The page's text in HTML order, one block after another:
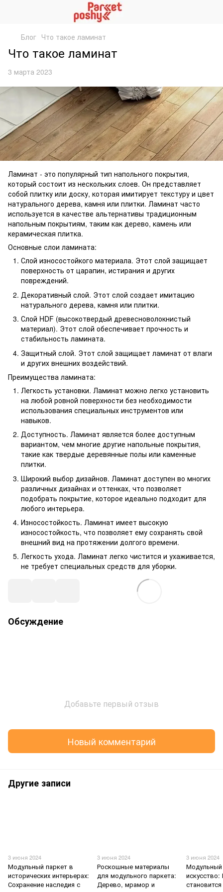
Блог Что такое ламинат
Что такое ламинат
3 марта 2023
Ламинат - это популярный тип напольного покрытия,
который состоит из нескольких слоев. Он представляет
собой плитку или доску, которая имитирует текстуру и цвет
натурального дерева, камня или плитки. Ламинат часто
используется в качестве альтернативы традиционным
напольным покрытиям, таким как дерево, камень или
керамическая плитка.
Основные слои ламината:
Слой износостойкого материала. Этот слой защищает
поверхность от царапин, истирания и других
повреждений.
Декоративный слой. Этот слой создает имитацию
натурального дерева, камня или плитки.
Слой HDF (высокотвердый древесноволокнистый
материал). Этот слой обеспечивает прочность и
стабильность ламината.
Защитный слой. Этот слой защищает ламинат от влаги
и других внешних воздействий.
Преимущества ламината:
Легкость установки. Ламинат можно легко установить
на любой ровной поверхности без необходимости
использования специальных инструментов или
навыков.
Доступность. Ламинат является более доступным
вариантом, чем многие другие напольные покрытия,
такие как твердые деревянные полы или каменные
плитки.
Широкий выбор дизайнов. Ламинат доступен во многих
различных дизайнах и оттенках, что позволяет
подобрать покрытие, которое идеально подходит для
любого интерьера.
Износостойкость. Ламинат имеет высокую
износостойкость, что позволяет ему сохранять свой
внешний вид на протяжении долгого времени.
Легкость ухода. Ламинат легко чистится и ухаживается,
не требует специальных средств для уборки.
Обсуждение
Добавьте первый отзыв
Новый комментарий
Другие записи
3 июня 2024
Модульный паркет в
исторических интерьерах:
Сохранение наследия с
3 июня 2024
Роскошные материалы
для модульного паркета:
Дерево, мрамор и
3 июня 2024
Модульный
становится